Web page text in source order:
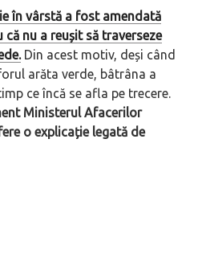
în vârstă a fost amendată
nu a reușit să traverseze
Din acest motiv, deși când
arăta verde, bâtrâna a
ce încă se afla pe trecere.
Ministerul Afacerilor
o explicație legată de